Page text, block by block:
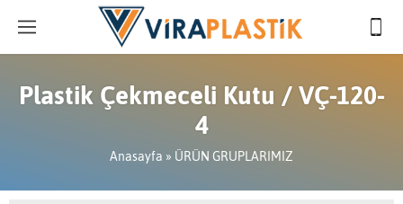
Plastik Çekmeceli Kutu / VÇ-120-
4
Anasayfa » ÜRÜN GRUPLARIMIZ